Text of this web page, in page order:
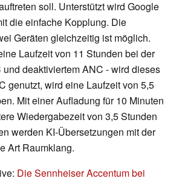
soll. Unterstützt wird Google
die einfache Kopplung. Die
Geräten gleichzeitig ist möglich.
Laufzeit von 11 Stunden bei der
und deaktiviertem ANC - wird dieses
genutzt, wird eine Laufzeit von 5,5
Mit einer Aufladung für 10 Minuten
Wiedergabezeit von 3,5 Stunden
werden KI-Übersetzungen mit der
Art Raumklang.
Die Sennheiser Accentum bei